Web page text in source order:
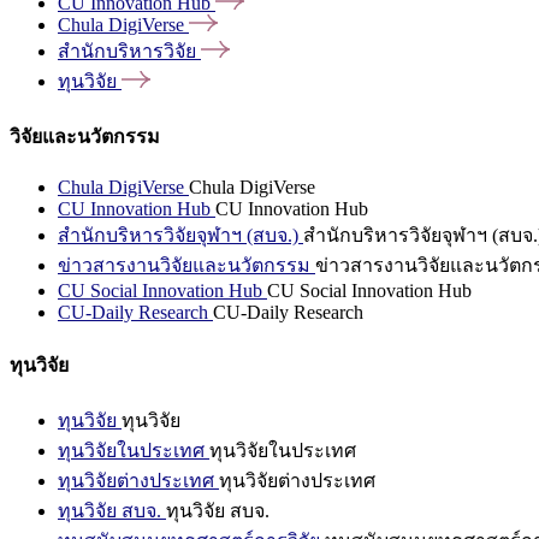
Chula DigiVerse
สำนักบริหารวิจัย
ทุนวิจัย
วิจัยและนวัตกรรม
Chula DigiVerse Chula DigiVerse
CU Innovation Hub CU Innovation Hub
สำนักบริหารวิจัยจุฬาฯ (สบจ.) สำนักบริหารวิจัยจุฬาฯ (สบจ
ข่าวสารงานวิจัยและนวัตกรรม ข่าวสารงานวิจัยและนวัตก
CU Social Innovation Hub CU Social Innovation Hub
CU-Daily Research CU-Daily Research
ทุนวิจัย
ทุนวิจัย ทุนวิจัย
ทุนวิจัยในประเทศ ทุนวิจัยในประเทศ
ทุนวิจัยต่างประเทศ ทุนวิจัยต่างประเทศ
ทุนวิจัย สบจ. ทุนวิจัย สบจ.